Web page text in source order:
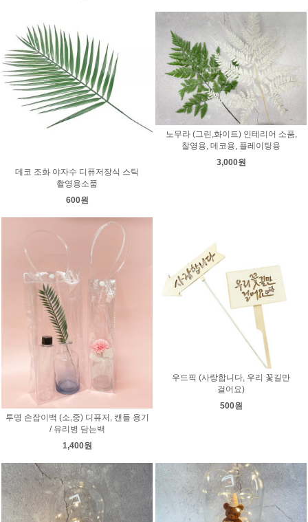
데코 조화 야자수 디퓨저장식 스틱
촬영용소품
600원
노무라 (그린,화이트) 인테리어 소품,
찰영용, 데코용, 플레이팅용
3,000원
투명 손잡이백 (소,중) 디퓨저, 캔들 용기
/ 유리병 담는백
1,400원
우드픽 (사랑합니다, 우리 꽃길만
걸어요)
500원